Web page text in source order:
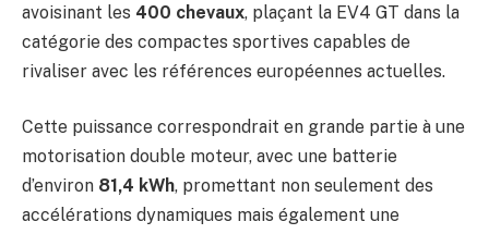
avoisinant les 400 chevaux, plaçant la EV4 GT dans la
catégorie des compactes sportives capables de
rivaliser avec les références européennes actuelles.
Cette puissance correspondrait en grande partie à une
motorisation double moteur, avec une batterie
d’environ 81,4 kWh, promettant non seulement des
accélérations dynamiques mais également une